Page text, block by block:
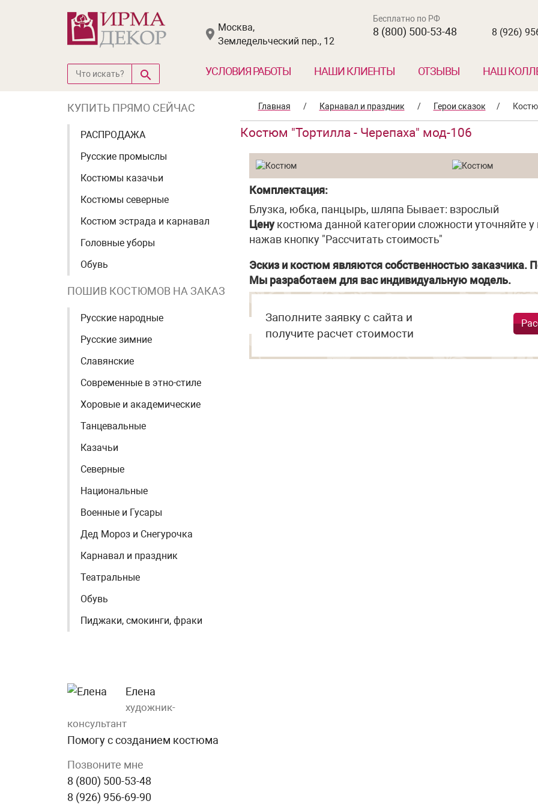
Москва,
Земледельческий пер., 12
Бесплатно по РФ
8 (800) 500-53-48 8 (926)
УСЛОВИЯ РАБОТЫ НАШИ КЛИЕНТЫ ОТЗЫВЫ НАШ
КУПИТЬ ПРЯМО СЕЙЧАС
РАСПРОДАЖА
Русские промыслы
Костюмы казачьи
Костюмы северные
Костюм эстрада и карнавал
Головные уборы
Обувь
ПОШИВ КОСТЮМОВ НА ЗАКАЗ
Русские народные
Русские зимние
Славянские
Современные в этно-стиле
Хоровые и академические
Танцевальные
Казачьи
Северные
Национальные
Военные и Гусары
Дед Мороз и Снегурочка
Карнавал и праздник
Театральные
Обувь
Пиджаки, смокинги, фраки
Елена
художник-
консультант
Помогу с созданием костюма
Позвоните мне
8 (800) 500-53-48
8 (926) 956-69-90
Главная / Карнавал и праздник / Герои сказок /
Костюм "Тортилла - Черепаха" мод-106
Комплектация:
Блузка, юбка, панцырь, шляпа Бывает: взрослый
Ценукостюма данной категории сложности уточняйте
нажав кнопку "Рассчитать стоимость"
Эскиз и костюм являются собственностью заказчика.
Мы разработаем для вас индивидуальную модель.
Заполните заявку с сайта и
получите расчет стоимости